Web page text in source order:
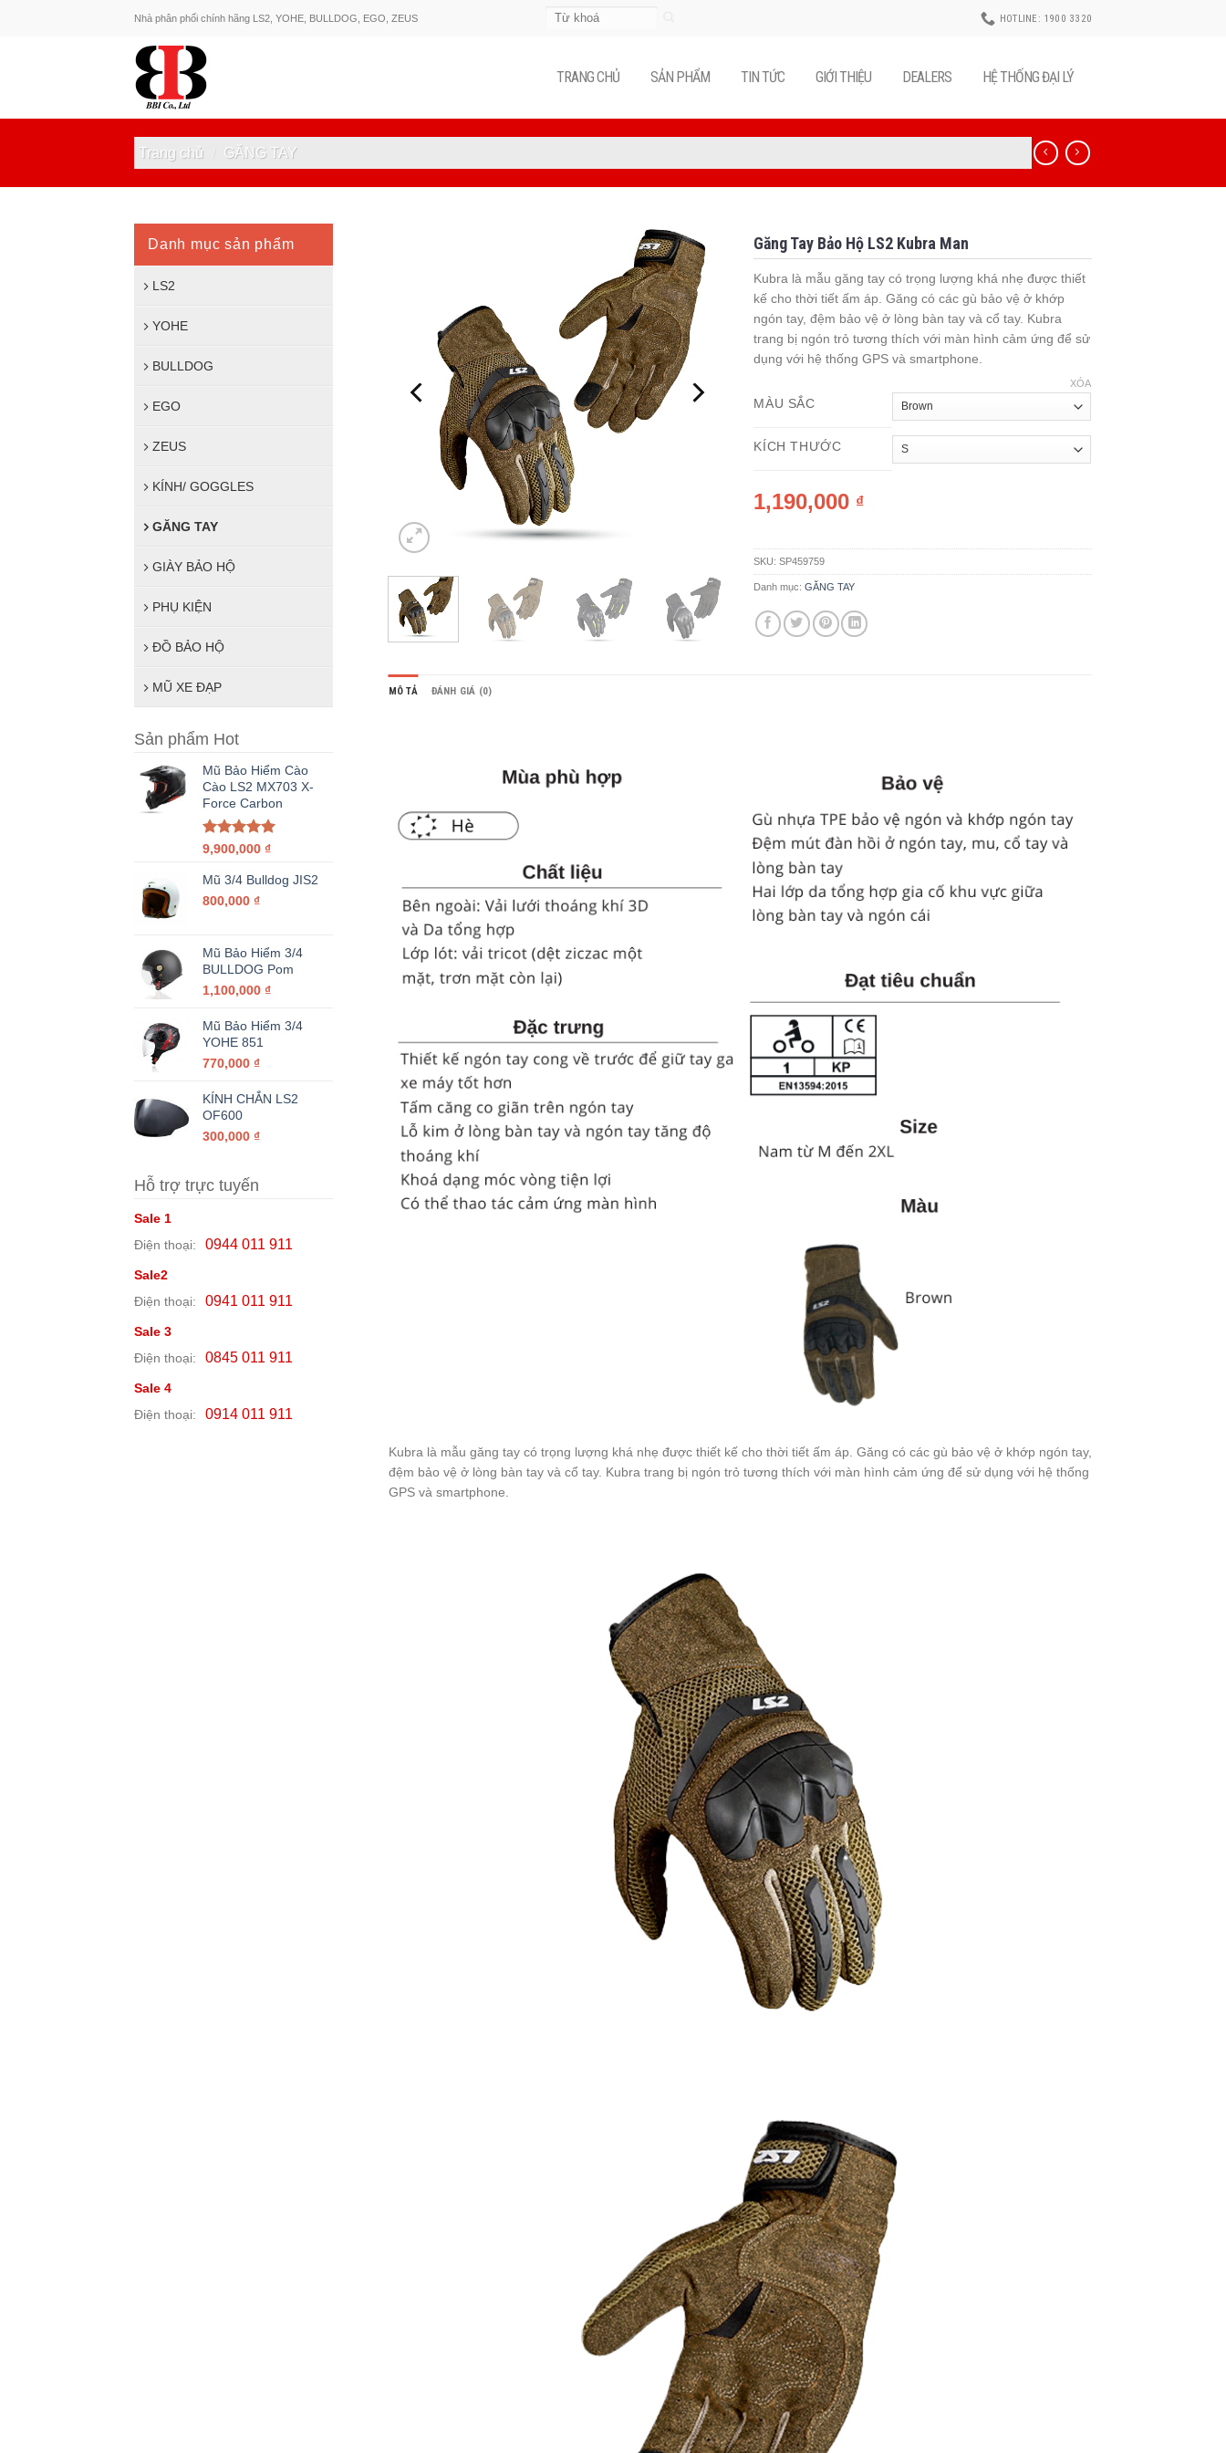
Nhà phân phối chính hãng LS2, YOHE, BULLDOG, EGO, ZEUS
Tìm
HOTLINE: 1900 3320
TRANG CHỦ SẢN PHẨM TIN TỨC GIỚI THIỆU DEALERS HỆ THỐNG ĐẠI LÝ
Trang chủ GĂNG TAY
Danh mục sản phẩm
LS2
YOHE
BULLDOG
EGO
ZEUS
KÍNH/ GOGGLES
GĂNG TAY
GIÀY BẢO HỘ
PHỤ KIỆN
ĐỒ BẢO HỘ
MŨ XE ĐẠP
Sản phẩm Hot
Mũ Bảo Hiểm Cào
Cào LS2 MX703 X-
Force Carbon
Được xếp
5 sao
9,900,000 ₫
Mũ 3/4 Bulldog JIS2
800,000 ₫
Mũ Bảo Hiểm 3/4
BULLDOG Pom
1,100,000 ₫
Mũ Bảo Hiểm 3/4
YOHE 851
770,000 ₫
KÍNH CHẮN LS2
OF600
300,000 ₫
Hỗ trợ trực tuyến
Sale 1
Điện thoại:
0944 011 911
Sale2
Điện thoại:
0941 011 911
Sale 3
Điện thoại:
0845 011 911
Sale 4
Điện thoại:
0914 011 911
Găng Tay Bảo Hộ LS2 Kubra Man
Kubra là mẫu găng tay có trọng lượng khá nhẹ được thiết
kế cho thời tiết ấm áp. Găng có các gù bảo vệ ở khớp
ngón tay, đệm bảo vệ ở lòng bàn tay và cổ tay. Kubra
trang bị ngón trỏ tương thích với màn hình cảm ứng để sử
dụng với hệ thống GPS và smartphone.
MÀU SẮC
KÍCH THƯỚC
XÓA
1,190,000 ₫
SKU:SP459759
Danh mục:GĂNG TAY
MÔ TẢ ĐÁNH GIÁ (0)
Kubra là mẫu găng tay có trọng lượng khá nhẹ được thiết kế cho thời tiết ấm áp. Găng có các gù bảo vệ ở khớp ngón tay,
đệm bảo vệ ở lòng bàn tay và cổ tay. Kubra trang bị ngón trỏ tương thích với màn hình cảm ứng để sử dụng với hệ thống
GPS và smartphone.